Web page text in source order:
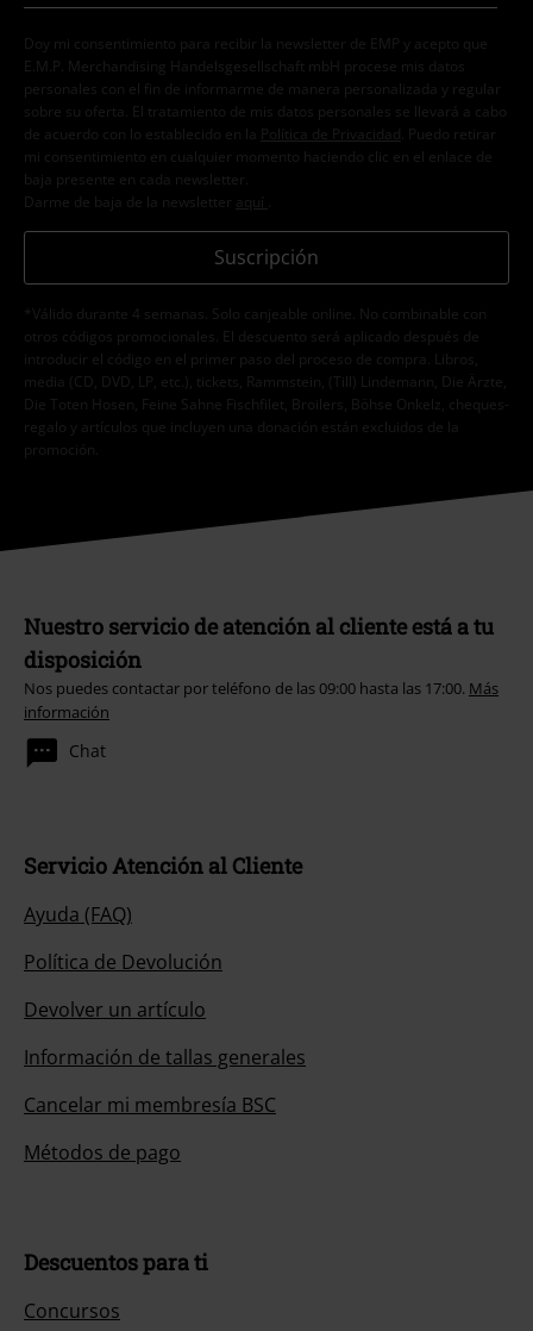
Doy mi consentimiento para recibir la newsletter de EMP y acepto que
E.M.P. Merchandising Handelsgesellschaft mbH procese mis datos
personales con el fin de informarme de manera personalizada y regular
sobre su oferta. El tratamiento de mis datos personales se llevará a cabo
de acuerdo con lo establecido en la
Política de Privacidad . Puedo retirar
mi consentimiento en cualquier momento haciendo clic en el enlace de
baja presente en cada newsletter.
Darme de baja de la newsletter
aquí
Suscripción
*Válido durante 4 semanas. Solo canjeable online. No combinable con
otros códigos promocionales. El descuento será aplicado después de
introducir el código en el primer paso del proceso de compra. Libros,
media (CD, DVD, LP, etc.), tickets, Rammstein, (Till) Lindemann, Die Ärzte,
Die Toten Hosen, Feine Sahne Fischfilet, Broilers, Böhse Onkelz, cheques-
regalo y artículos que incluyen una donación están excluidos de la
promoción.
Nuestro servicio de atención al cliente está a tu
disposición
Nos puedes contactar por teléfono de las 09:00 hasta las 17:00. Más
información
Chat
Servicio Atención al Cliente
Ayuda (FAQ)
Política de Devolución
Devolver un artículo
Información de tallas generales
Cancelar mi membresía BSC
Métodos de pago
Descuentos para ti
Concursos